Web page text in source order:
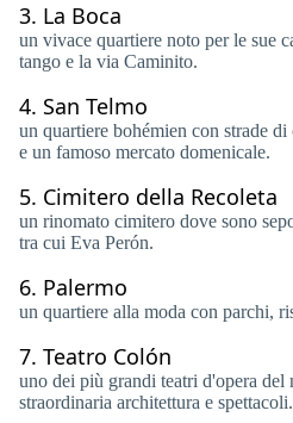
3. La Boca
un vivace quartiere noto per le sue
tango e la via Caminito.
4. San Telmo
un quartiere bohémien con strade
e un famoso mercato domenicale.
5. Cimitero della Recoleta
un rinomato cimitero dove sono
tra cui Eva Perón.
6. Palermo
un quartiere alla moda con parchi,
7. Teatro Colón
uno dei più grandi teatri d'opera del
straordinaria architettura e spettacoli.